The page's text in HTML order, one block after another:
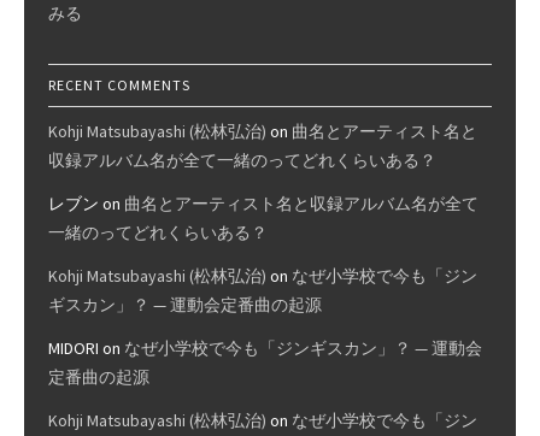
みる
RECENT COMMENTS
Kohji Matsubayashi (松林弘治) on 曲名とアーティスト名と
収録アルバム名が全て一緒のってどれくらいある？
レブン on 曲名とアーティスト名と収録アルバム名が全て
一緒のってどれくらいある？
Kohji Matsubayashi (松林弘治) on なぜ小学校で今も「ジン
ギスカン」？ — 運動会定番曲の起源
MIDORI on なぜ小学校で今も「ジンギスカン」？ — 運動会
定番曲の起源
Kohji Matsubayashi (松林弘治) on なぜ小学校で今も「ジン